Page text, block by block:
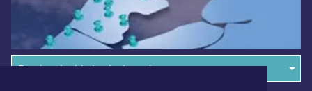
Overige dagbladen in de regio